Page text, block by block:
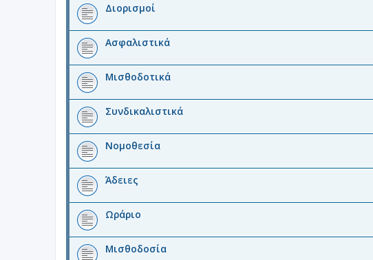
Διορισμοί
Ασφαλιστικά
Μισθοδοτικά
Συνδικαλιστικά
Νομοθεσία
Άδειες
Ωράριο
Μισθοδοσία